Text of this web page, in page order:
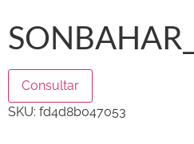
Consultar
SKU: fd4d8b047053